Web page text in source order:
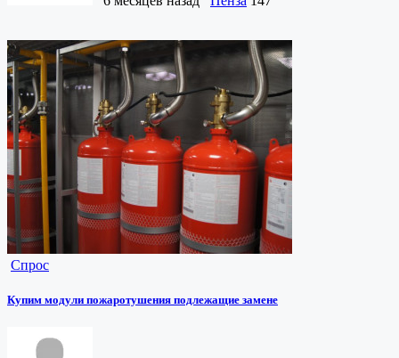
Спрос
Купим модули пожаротушения подлежащие замене